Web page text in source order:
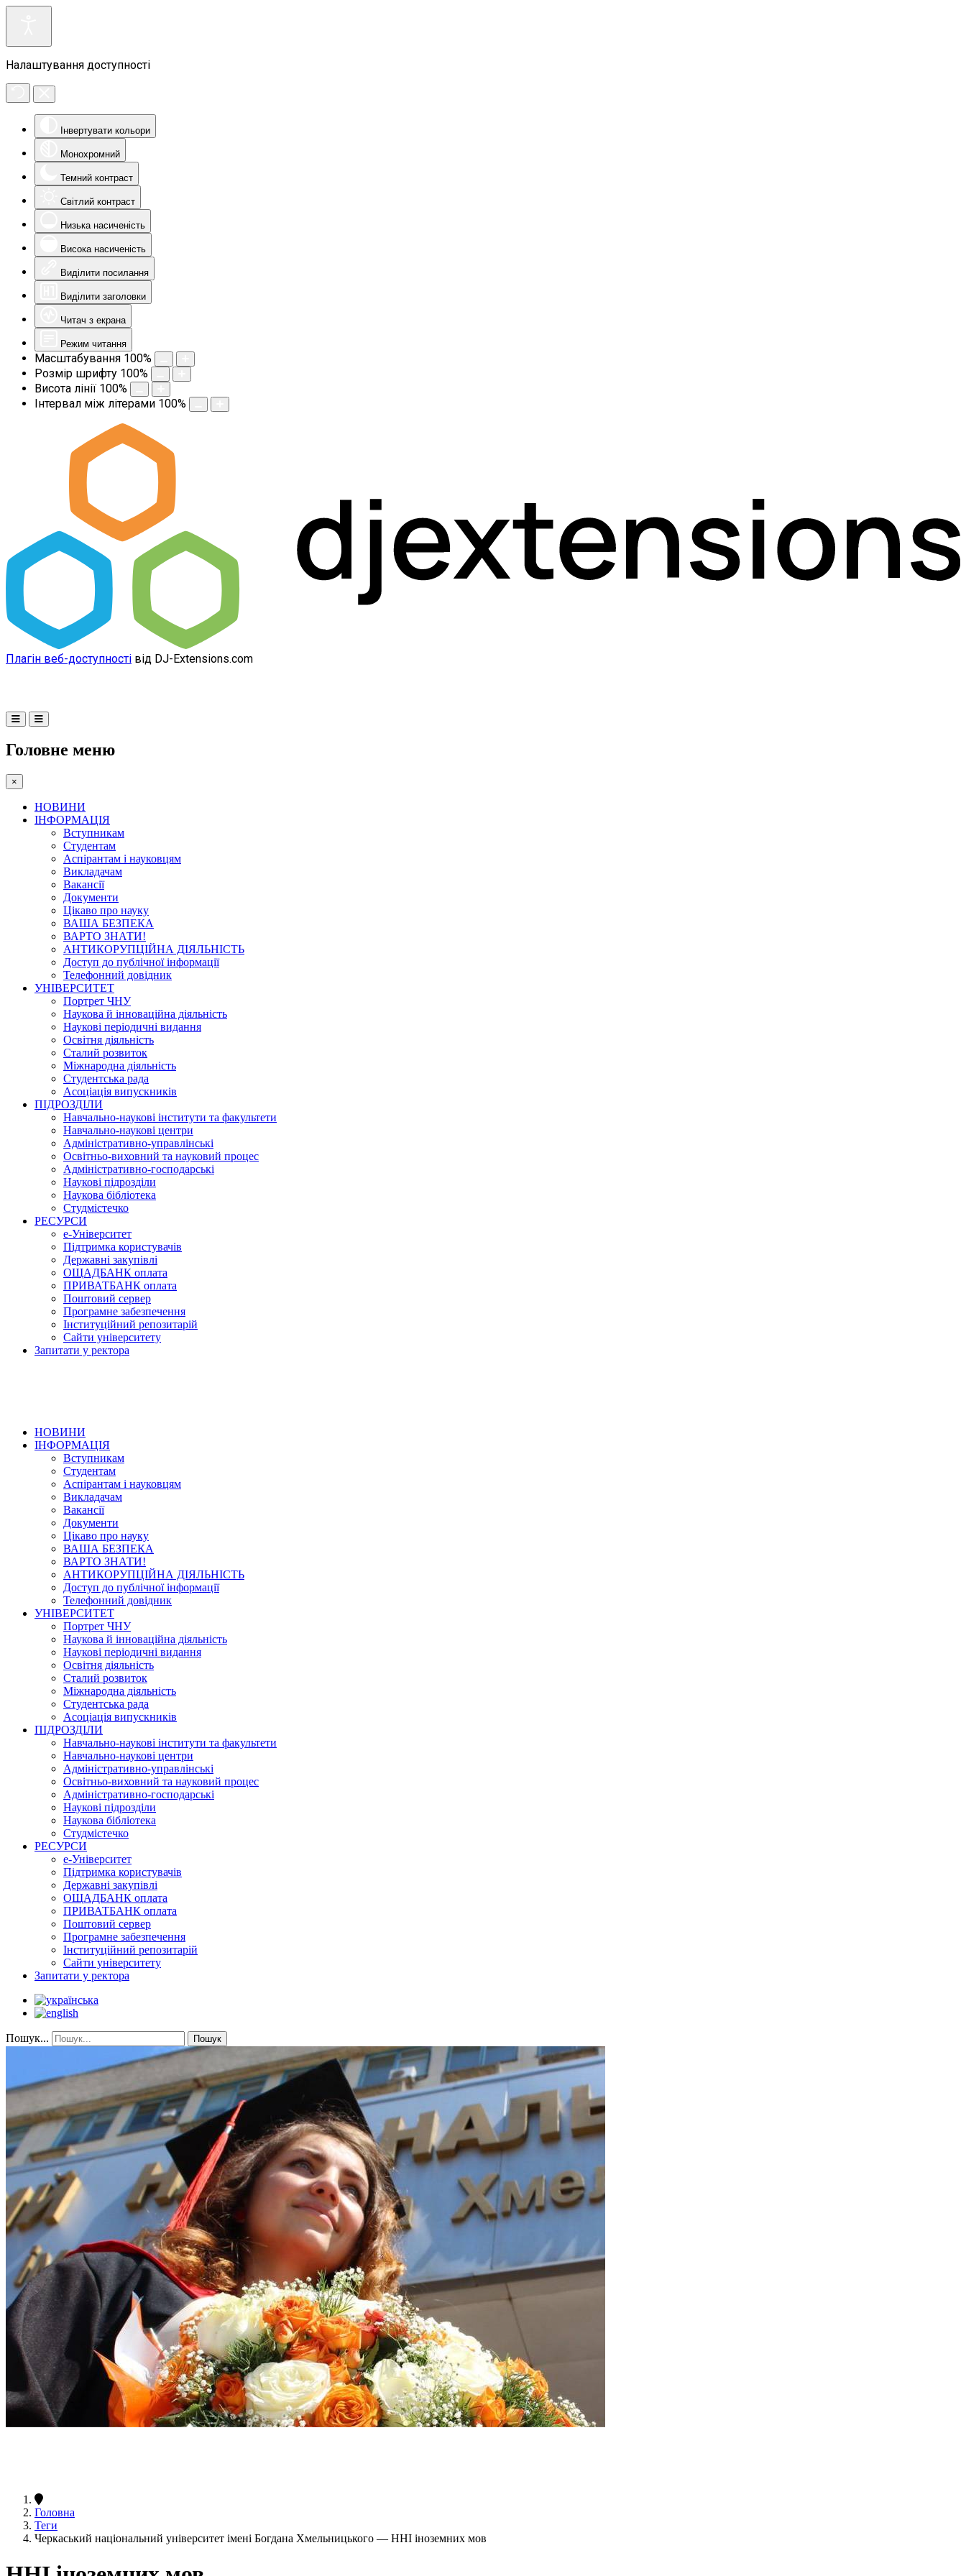
Налаштування доступності
Інвертувати кольори
Монохромний
Темний контраст
Світлий контраст
Низька насиченість
Висока насиченість
Виділити посилання
Виділити заголовки
Читач з екрана
Режим читання
Масштабування 100%
Розмір шрифту 100%
Висота лінії 100%
Інтервал між літерами 100%
Плагін веб-доступності від DJ-Extensions.com
Головне меню
×
НОВИНИ
ІНФОРМАЦІЯ
Вступникам
Студентам
Аспірантам і науковцям
Викладачам
Вакансії
Документи
Цікаво про науку
ВАША БЕЗПЕКА
ВАРТО ЗНАТИ!
АНТИКОРУПЦІЙНА ДІЯЛЬНІСТЬ
Доступ до публічної інформації
Телефонний довідник
УНІВЕРСИТЕТ
Портрет ЧНУ
Наукова й інноваційна діяльність
Наукові періодичні видання
Освітня діяльність
Сталий розвиток
Міжнародна діяльність
Студентська рада
Асоціація випускників
ПІДРОЗДІЛИ
Навчально-наукові інститути та факультети
Навчально-наукові центри
Адміністративно-управлінські
Освітньо-виховний та науковий процес
Адміністративно-господарські
Наукові підрозділи
Наукова бібліотека
Студмістечко
РЕСУРСИ
е-Університет
Підтримка користувачів
Державні закупівлі
ОЩАДБАНК оплата
ПРИВАТБАНК оплата
Поштовий сервер
Програмне забезпечення
Інституційний репозитарій
Сайти університету
Запитати у ректора
НОВИНИ
ІНФОРМАЦІЯ
Вступникам
Студентам
Аспірантам і науковцям
Викладачам
Вакансії
Документи
Цікаво про науку
ВАША БЕЗПЕКА
ВАРТО ЗНАТИ!
АНТИКОРУПЦІЙНА ДІЯЛЬНІСТЬ
Доступ до публічної інформації
Телефонний довідник
УНІВЕРСИТЕТ
Портрет ЧНУ
Наукова й інноваційна діяльність
Наукові періодичні видання
Освітня діяльність
Сталий розвиток
Міжнародна діяльність
Студентська рада
Асоціація випускників
ПІДРОЗДІЛИ
Навчально-наукові інститути та факультети
Навчально-наукові центри
Адміністративно-управлінські
Освітньо-виховний та науковий процес
Адміністративно-господарські
Наукові підрозділи
Наукова бібліотека
Студмістечко
РЕСУРСИ
е-Університет
Підтримка користувачів
Державні закупівлі
ОЩАДБАНК оплата
ПРИВАТБАНК оплата
Поштовий сервер
Програмне забезпечення
Інституційний репозитарій
Сайти університету
Запитати у ректора
Пошук... Пошук
Головна
Теги
Черкаський національний університет імені Богдана Хмельницького — ННІ іноземних мов